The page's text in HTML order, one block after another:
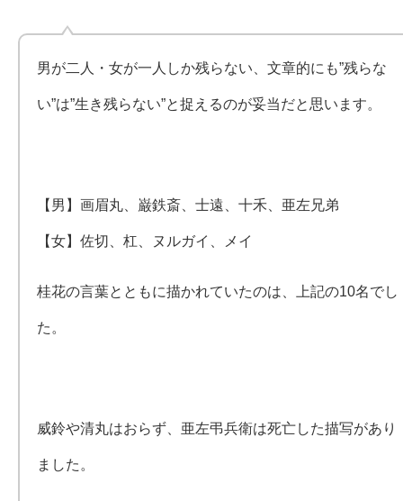
男が二人・女が一人しか残らない、文章的にも”残らな
い”は”生き残らない”と捉えるのが妥当だと思います。
【男】画眉丸、巌鉄斎、士遠、十禾、亜左兄弟
【女】佐切、杠、ヌルガイ、メイ
桂花の言葉とともに描かれていたのは、上記の10名でし
た。
威鈴や清丸はおらず、亜左弔兵衛は死亡した描写があり
ました。